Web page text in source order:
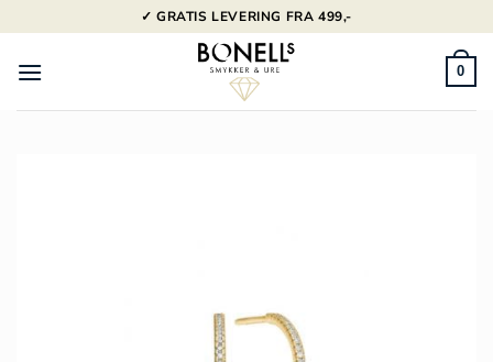
til
indhold
✓ GRATIS LEVERING FRA 499,-
0